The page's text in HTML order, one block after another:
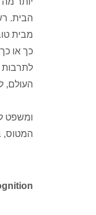
הבית.
מבית
כך או
לתרבות
העולם,
ומשפט
המטוס,